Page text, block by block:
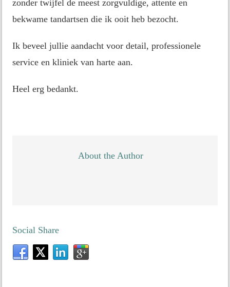
zonder twijfel de meest zorgvuldige, attente en
bekwame tandartsen die ik ooit heb bezocht.
Ik beveel jullie aandacht voor detail, professionele
service en kliniek van harte aan.
Heel erg bedankt.
About the Author
Social Share